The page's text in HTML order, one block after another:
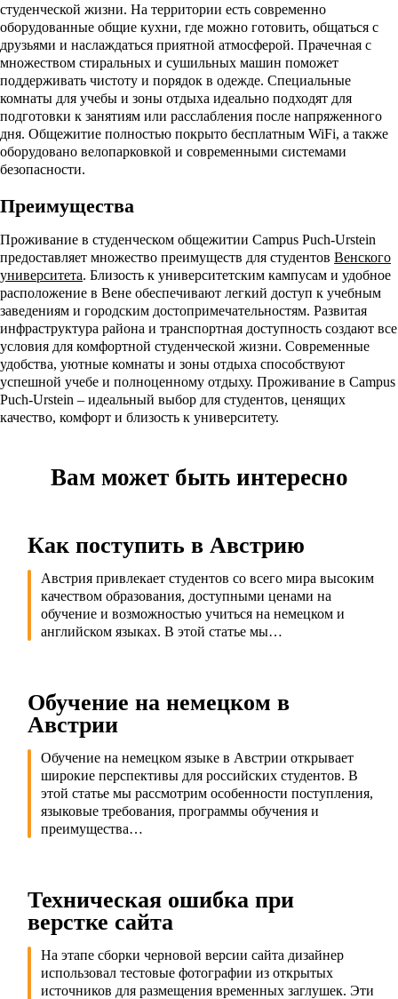
студенческой жизни. На территории есть современно
оборудованные общие кухни, где можно готовить, общаться с
друзьями и наслаждаться приятной атмосферой. Прачечная с
множеством стиральных и сушильных машин поможет
поддерживать чистоту и порядок в одежде. Специальные
комнаты для учебы и зоны отдыха идеально подходят для
подготовки к занятиям или расслабления после напряженного
дня. Общежитие полностью покрыто бесплатным WiFi, а также
оборудовано велопарковкой и современными системами
безопасности.
Преимущества
Проживание в студенческом общежитии Campus Puch-Urstein
предоставляет множество преимуществ для студентов Венского
университета. Близость к университетским кампусам и удобное
расположение в Вене обеспечивают легкий доступ к учебным
заведениям и городским достопримечательностям. Развитая
инфраструктура района и транспортная доступность создают все
условия для комфортной студенческой жизни. Современные
удобства, уютные комнаты и зоны отдыха способствуют
успешной учебе и полноценному отдыху. Проживание в Campus
Puch-Urstein – идеальный выбор для студентов, ценящих
качество, комфорт и близость к университету.
Вам может быть интересно
Как поступить в Австрию
Австрия привлекает студентов со всего мира высоким
качеством образования, доступными ценами на
обучение и возможностью учиться на немецком и
английском языках. В этой статье мы…
Обучение на немецком в
Австрии
Обучение на немецком языке в Австрии открывает
широкие перспективы для российских студентов. В
этой статье мы рассмотрим особенности поступления,
языковые требования, программы обучения и
преимущества…
Техническая ошибка при
верстке сайта
На этапе сборки черновой версии сайта дизайнер
использовал тестовые фотографии из открытых
источников для размещения временных заглушек. Эти